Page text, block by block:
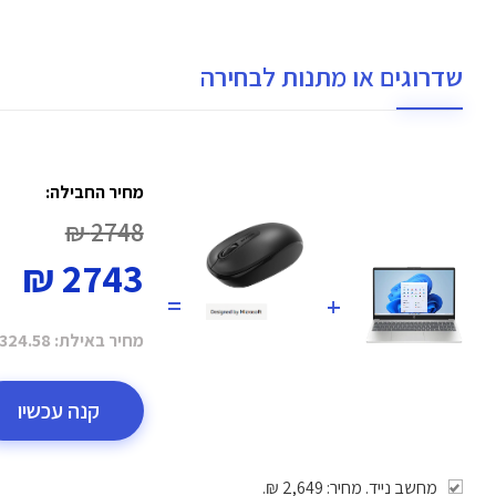
שדרוגים או מתנות לבחירה
+
=
מחיר החבילה:
2748 ₪
2743 ₪
מחיר באילת: ₪
קנה עכשיו
מחשב נייד. מחיר: 2,649 ₪.